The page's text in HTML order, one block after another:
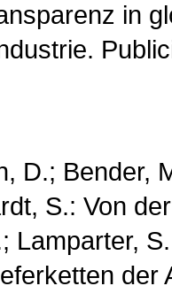
in
D.; Bender,
S.: Von
Lamparter,
der